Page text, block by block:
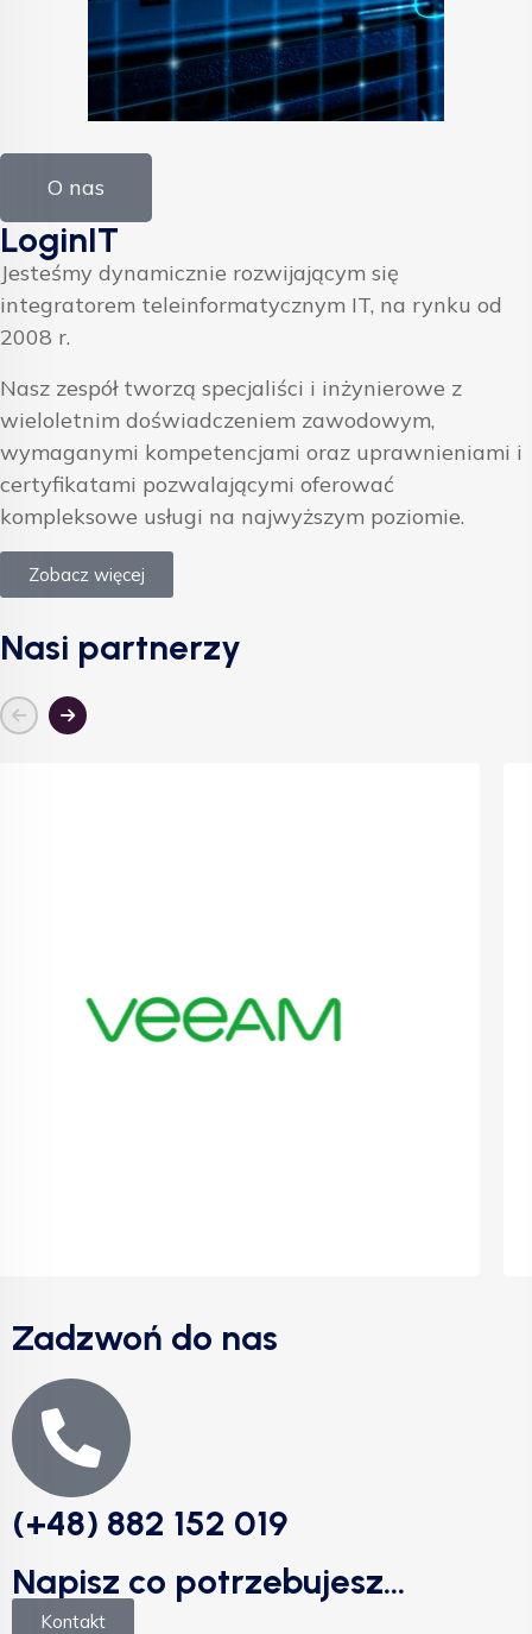
O nas
LoginIT
Jesteśmy dynamicznie rozwijającym się
integratorem teleinformatycznym IT, na rynku od
2008 r.
Nasz zespół tworzą specjaliści i inżynierowe z
wieloletnim doświadczeniem zawodowym,
wymaganymi kompetencjami oraz uprawnieniami i
certyfikatami pozwalającymi oferować
kompleksowe usługi na najwyższym poziomie.
Zobacz więcej
Nasi partnerzy
Zadzwoń do nas
(+48) 882 152 019
Napisz co potrzebujesz...
Kontakt